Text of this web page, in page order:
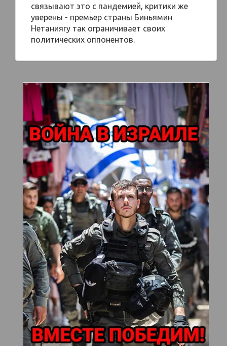
связывают это с пандемией, критики же
уверены - премьер страны Биньямин
Нетаниягу так ограничивает своих
политических оппонентов.